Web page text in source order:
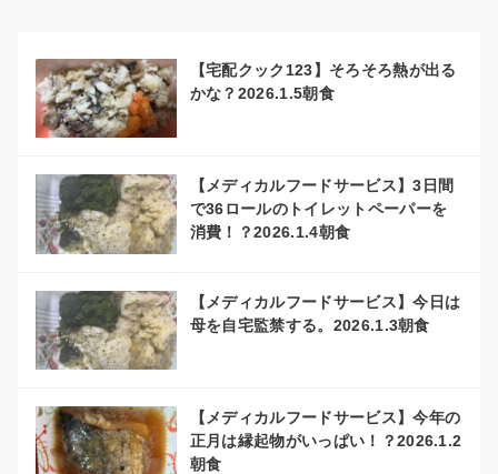
【宅配クック123】そろそろ熱が出る
かな？2026.1.5朝食
【メディカルフードサービス】3日間
で36ロールのトイレットペーパーを
消費！？2026.1.4朝食
【メディカルフードサービス】今日は
母を自宅監禁する。2026.1.3朝食
【メディカルフードサービス】今年の
正月は縁起物がいっぱい！？2026.1.2
朝食